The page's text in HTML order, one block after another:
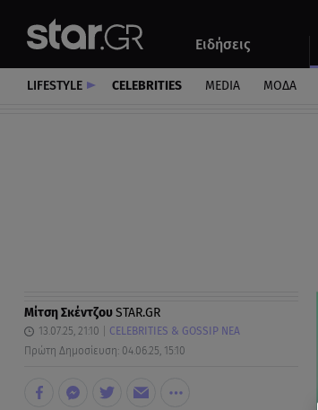
Ειδήσεις
Αυτοκίνητο
LIFESTYLE CELEBRITIES MEDIA ΜΟΔΑ
Μίτση ΣκέντζουSTAR.GR
13.07.25, 21:10
CELEBRITIES & GOSSIP ΝΕΑ
Πρώτη Δημοσίευση: 04.06.25, 15:10